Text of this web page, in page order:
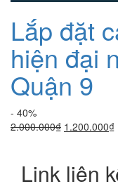
Lắp đặt
hiện đại
Quận 9
- 40%
2.000.000₫ Giá
2.000.000₫.
1.200.000₫
Link liên